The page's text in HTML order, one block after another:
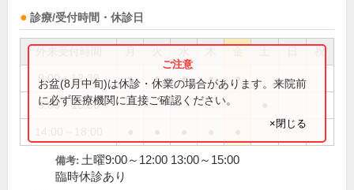
診療/受付時間・休診日
祝
9:00～12:30 ● ● ● ● ●
9:00～15:00
お盆(8月中旬)は休診・休業の場合があります。来院前
に必ず医療機関に直接ご確認ください。
×閉じる
備考: 土曜9:00～12:00 13:00～15:00
臨時休診あり